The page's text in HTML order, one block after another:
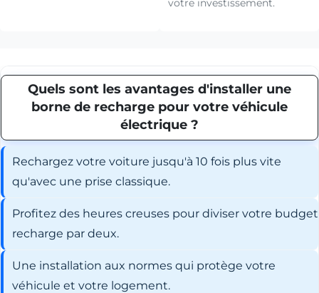
votre investissement.
Quels sont les avantages d'installer une
borne de recharge pour votre véhicule
électrique ?
Rechargez votre voiture jusqu'à 10 fois plus vite
qu'avec une prise classique.
Profitez des heures creuses pour diviser votre budget
recharge par deux.
Une installation aux normes qui protège votre
véhicule et votre logement.